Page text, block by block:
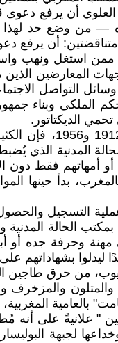
العلوي أن يرفع
من وضع حد لهذا
أن
ونهب
المعارضين
التواصل
وبناء
الديكتاتور.
بما أن المغاربة
المدنية الذي
أمهاتهم فقط
بالمغرب، بدأ
التسجيل
الحالة
وحرفة جده أو
بشهاداتهم
من حرق طاجين
والمزخرف
بالعامية
على أنه مُطلع
وخداعها لجبهة